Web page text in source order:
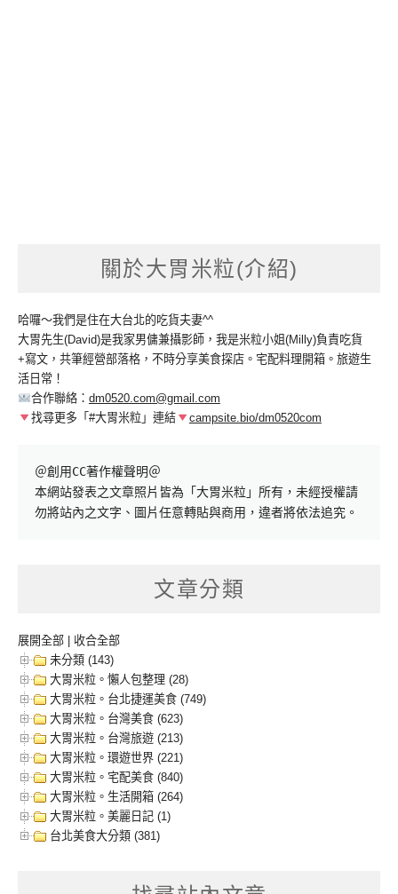
關於大胃米粒(介紹)
哈囉～我們是住在大台北的吃貨夫妻^^
大胃先生(David)是我家男傭兼攝影師，我是米粒小姐(Milly)負責吃貨
+寫文，共筆經營部落格，不時分享美食探店。宅配料理開箱。旅遊生
活日常！
合作聯絡： dm0520.com@gmail.com
找尋更多「#大胃米粒」連結
campsite.bio/dm0520com
＠創用CC著作權聲明＠
本網站發表之文章照片皆為「大胃米粒」所有，未經授權請
勿將站內之文字、圖片任意轉貼與商用，違者將依法追究。
文章分類
展開全部
收合全部
未分類 (143)
大胃米粒。懶人包整理 (28)
大胃米粒。台北捷運美食 (749)
大胃米粒。台灣美食 (623)
大胃米粒。台灣旅遊 (213)
大胃米粒。環遊世界 (221)
大胃米粒。宅配美食 (840)
大胃米粒。生活開箱 (264)
大胃米粒。美麗日記 (1)
台北美食大分類 (381)